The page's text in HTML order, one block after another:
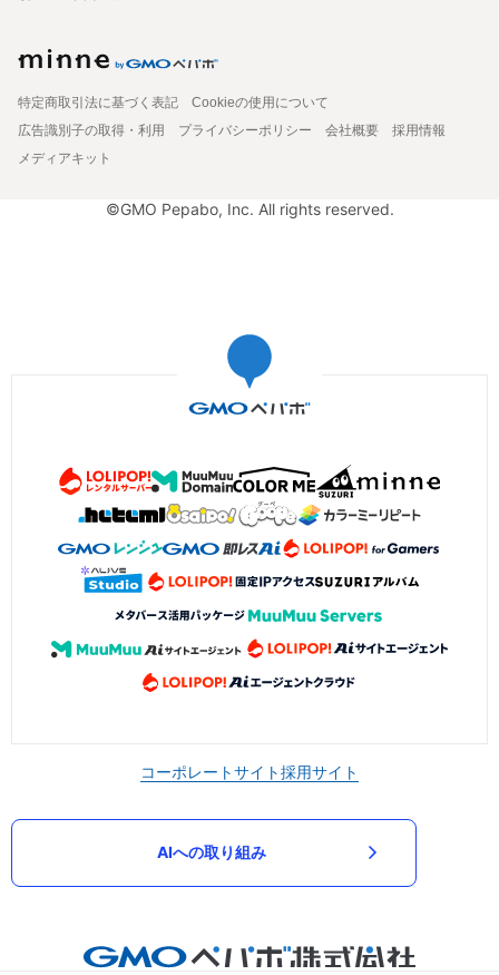
特定商取引法に基づく表記
Cookieの使用について
広告識別子の取得・利用
プライバシーポリシー 会社概要
採用情報
メディアキット
©GMO Pepabo, Inc. All rights reserved.
コーポレートサイト採用サイト
AIへの取り組み